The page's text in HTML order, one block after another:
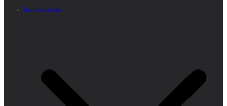
Information